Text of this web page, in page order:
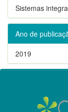
Sistemas
Ano de
2019